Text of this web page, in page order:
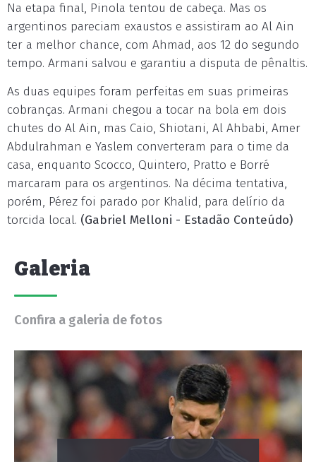
Na etapa final, Pinola tentou de cabeça. Mas os
argentinos pareciam exaustos e assistiram ao Al Ain
ter a melhor chance, com Ahmad, aos 12 do segundo
tempo. Armani salvou e garantiu a disputa de pênaltis.
As duas equipes foram perfeitas em suas primeiras
cobranças. Armani chegou a tocar na bola em dois
chutes do Al Ain, mas Caio, Shiotani, Al Ahbabi, Amer
Abdulrahman e Yaslem converteram para o time da
casa, enquanto Scocco, Quintero, Pratto e Borré
marcaram para os argentinos. Na décima tentativa,
porém, Pérez foi parado por Khalid, para delírio da
torcida local. (Gabriel Melloni - Estadão Conteúdo)
Galeria
Confira a galeria de fotos